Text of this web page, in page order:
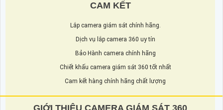
CAM KẾT
Lắp camera giám sát chính hãng.
Dịch vụ lắp camera 360 uy tín
Bảo Hành camera chính hãng
Chiết khấu camera giám sát 360 tốt nhất
Cam kết hàng chính hãng chất lượng
GIỚI THIỆU CAMERA GIÁM SÁT 360